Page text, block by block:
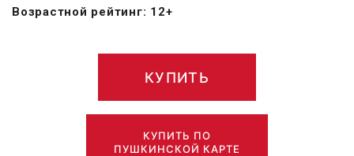
Возрастной рейтинг: 12+
КУПИТЬ
КУПИТЬ ПО
ПУШКИНСКОЙ КАРТЕ